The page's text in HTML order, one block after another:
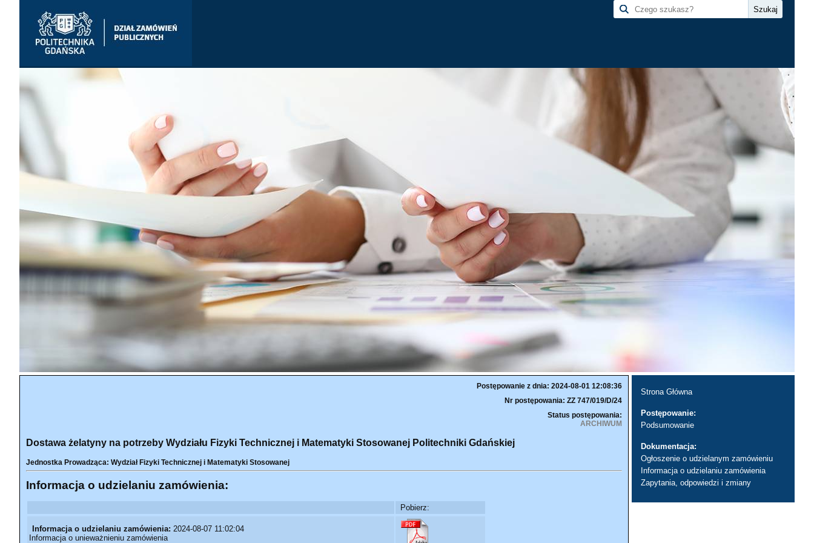
Postępowanie z dnia: 2024-08-01 12:08:36
Nr postępowania: ZZ 747/019/D/24
Status postępowania:
ARCHIWUM
Dostawa żelatyny na potrzeby Wydziału Fizyki Technicznej i Matematyki Stosowanej Politechniki Gdańskiej
Jednostka Prowadząca: Wydział Fizyki Technicznej i Matematyki Stosowanej
Informacja o udzielaniu zamówienia:
Pobierz:
Informacja o udzielaniu zamówienia: 2024-08-07 11:02:04
Informacja o unieważnieniu zamówienia
Strona Główna
Postępowanie:
Podsumowanie
Dokumentacja:
Ogłoszenie o udzielanym zamówieniu
Informacja o udzielaniu zamówienia
Zapytania, odpowiedzi i zmiany